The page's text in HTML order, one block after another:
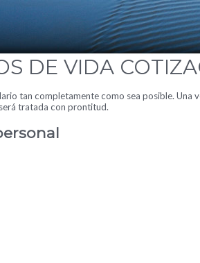
DE VIDA
tan completamente como sea posible.
tratada con prontitud.